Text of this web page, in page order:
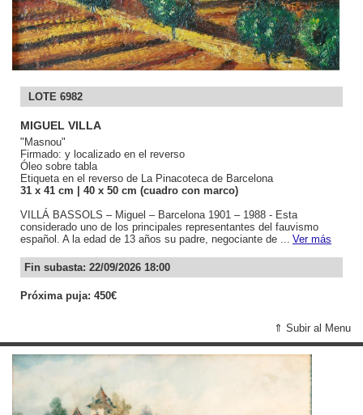
LOTE 6982
MIGUEL VILLA
"Masnou"
Firmado: y localizado en el reverso
Óleo sobre tabla
Etiqueta en el reverso de La Pinacoteca de Barcelona
31 x 41 cm | 40 x 50 cm (cuadro con marco)
VILLÁ BASSOLS – Miguel – Barcelona 1901 – 1988 - Esta
considerado uno de los principales representantes del fauvismo
español. A la edad de 13 años su padre, negociante de ...
Ver más
Fin subasta: 22/09/2026 18:00
Próxima puja: 450€
⇑ Subir al Menu